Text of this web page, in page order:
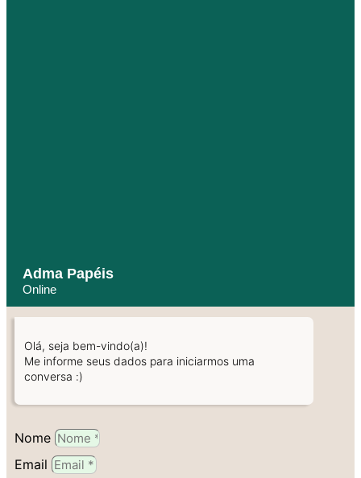
Adma Papéis
Online
Olá, seja bem-vindo(a)!
Me informe seus dados para iniciarmos uma
conversa :)
Nome
Email